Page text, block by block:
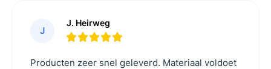
J
J. Heirweg
Producten zeer snel geleverd. Materiaal voldoet